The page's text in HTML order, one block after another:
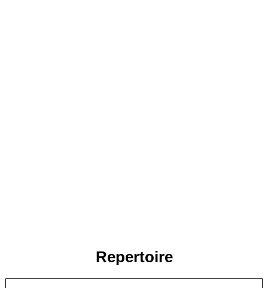
Repertoire